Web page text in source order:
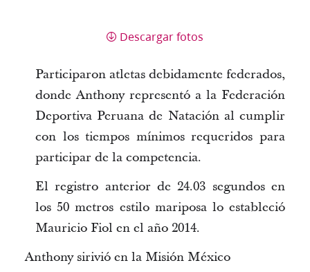
Descargar fotos
Participaron atletas debidamente federados,
donde Anthony representó a la Federación
Deportiva Peruana de Natación al cumplir
con los tiempos mínimos requeridos para
participar de la competencia.
El registro anterior de 24.03 segundos en
los 50 metros estilo mariposa lo estableció
Mauricio Fiol en el año 2014.
Anthony sirivió en la Misión México